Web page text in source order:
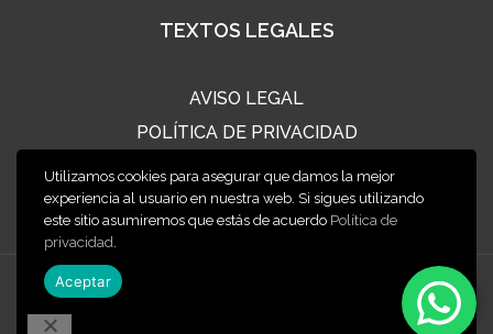
TEXTOS LEGALES
AVISO LEGAL
POLÍTICA DE PRIVACIDAD
POLÍTICA DE COOKIES
CONDICIONES DE VENTA
Utilizamos cookies para asegurar que damos la mejor
experiencia al usuario en nuestra web. Si sigues utilizando
este sitio asumiremos que estás de acuerdo Política de
privacidad.
Aceptar